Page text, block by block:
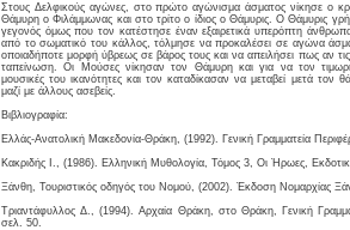
Στους Δελφικούς αγώνες, στο πρώτο αγώνισμα άσματος νίκησε ο
Θάμυρη ο Φιλάμμωνας και στο τρίτο ο ίδιος ο Θάμυρις. Ο Θάμυρις
γεγονός όμως που τον κατέστησε έναν εξαιρετικά υπερόπτη
από το σωματικό του κάλλος, τόλμησε να προκαλέσει σε αγώνα
οποιαδήποτε μορφή ύβρεως σε βάρος τους και να απειλήσει πως αν
ταπείνωση. Οι Μούσες νίκησαν τον Θάμυρη και για να τον
μουσικές του ικανότητες και τον καταδίκασαν να μεταβεί μετά
μαζί με άλλους ασεβείς.
Βιβλιογραφία:
Ελλάς-Ανατολική Μακεδονία-Θράκη, (1992). Γενική Γραμματεία
Κακριδής Ι., (1986). Ελληνική Μυθολογία, Τόμος 3, Οι Ήρωες,
Ξάνθη, Τουριστικός οδηγός του Νομού, (2002). Έκδοση Νομαρχίας
Τριαντάφυλλος Δ., (1994). Αρχαία Θράκη, στο Θράκη, Γενική
σελ. 50.